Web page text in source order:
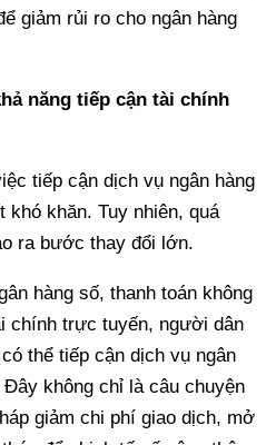
giảm rủi ro cho ngân hàng
năng tiếp cận tài chính
tiếp cận dịch vụ ngân hàng
khăn. Tuy nhiên, quá
ra bước thay đổi lớn.
hàng số, thanh toán không
chính trực tuyến, người dân
thể tiếp cận dịch vụ ngân
không chỉ là câu chuyện
giảm chi phí giao dịch, mở